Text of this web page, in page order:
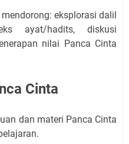
eksplorasi dalil
ayat/hadits, diskusi
nilai Panca Cinta
Cinta
dan materi Panca Cinta